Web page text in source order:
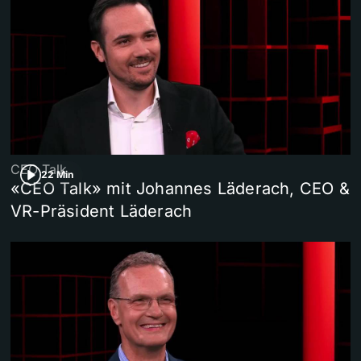
22 Min
CEO Talk
«CEO Talk» mit Johannes Läderach, CEO &
VR-Präsident Läderach